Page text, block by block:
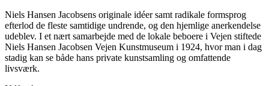
Niels Hansen Jacobsens originale idéer samt radikale formsprog
efterlod de fleste samtidige undrende, og den hjemlige anerkendelse
udeblev. I et nært samarbejde med de lokale beboere i Vejen stiftede
Niels Hansen Jacobsen Vejen Kunstmuseum i 1924, hvor man i dag
stadig kan se både hans private kunstsamling og omfattende
livsværk.